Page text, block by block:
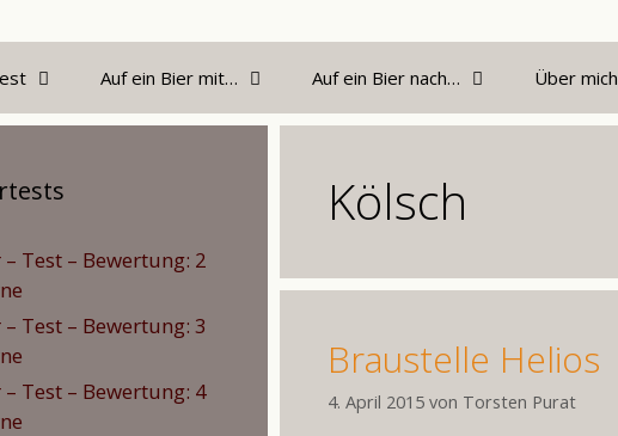
Auf ein Bier mit… Auf ein Bier nach… Über mich
Kölsch
Braustelle Helios
4. April 2015 von Torsten Purat
– Test – Bewertung: 2
– Test – Bewertung: 3
– Test – Bewertung: 4